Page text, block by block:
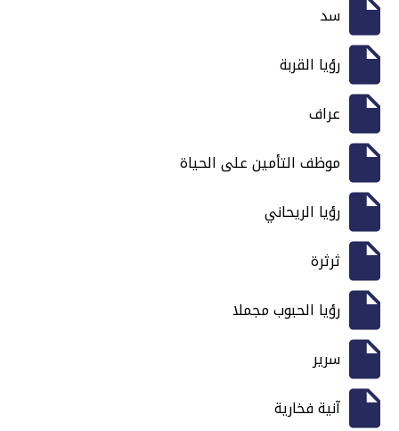
سد
رؤيا القربة
عراف
موظف التأمين على الحياة
رؤيا الريحاني
ثرثرة
رؤيا الحبوب مجملا
سرير
آنية فخارية